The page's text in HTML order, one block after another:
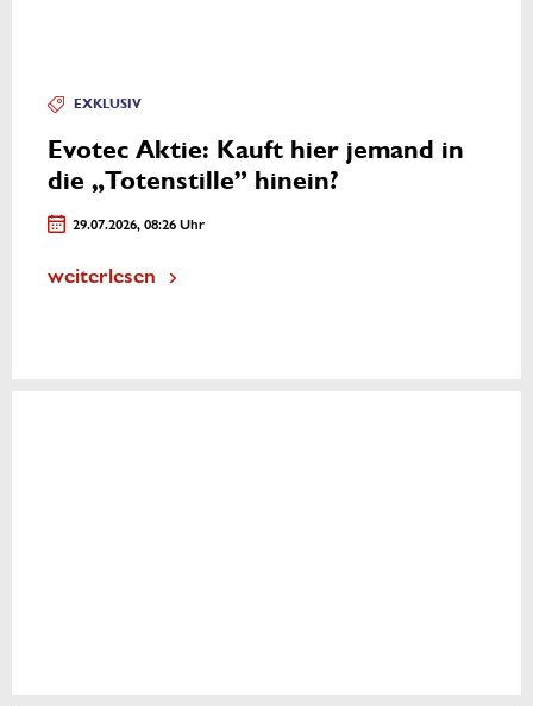
EXKLUSIV
Evotec Aktie: Kauft hier jemand in
die „Totenstille” hinein?
29.07.2026, 08:26 Uhr
weiterlesen